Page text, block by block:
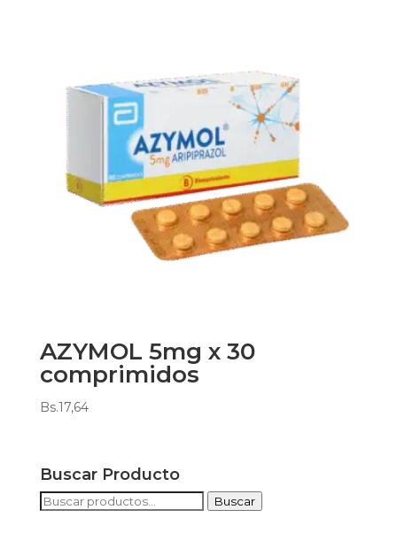
AZYMOL 5mg x 30
comprimidos
Bs.17,64
Buscar Producto
Buscar
Buscar